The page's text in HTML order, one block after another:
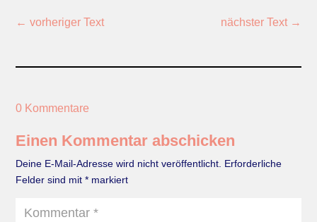
←vorheriger Text nächster Text→
0 Kommentare
Einen Kommentar abschicken
Deine E-Mail-Adresse wird nicht veröffentlicht. Erforderliche
Felder sind mit* markiert